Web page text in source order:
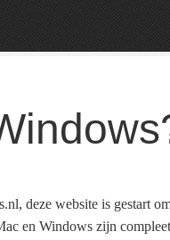
deze website is gestart
en Windows zijn